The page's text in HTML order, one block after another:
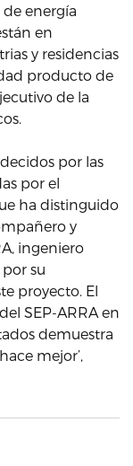
energía
en
y residencias
producto de
de la
por las
por el
ha distinguido
y
ingeniero
su
proyecto. El
SEP-ARRA en
demuestra
mejor’,